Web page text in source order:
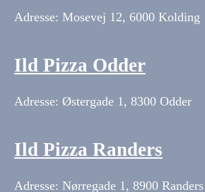
Adresse: Mosevej 12, 6000 Kolding
Ild Pizza Odder
Adresse: Østergade 1, 8300 Odder
Ild Pizza Randers
Adresse: Nørregade 1, 8900 Randers